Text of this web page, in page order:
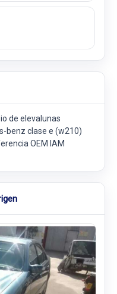
de elevalunas
benz clase e (w210)
OEM IAM